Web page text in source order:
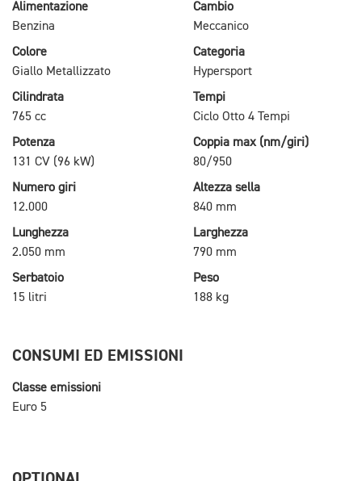
Alimentazione
Benzina
Cambio
Meccanico
Colore
Giallo Metallizzato
Categoria
Hypersport
Cilindrata
765 cc
Tempi
Ciclo Otto 4 Tempi
Potenza
131 CV (96 kW)
Coppia max (nm/giri)
80/950
Numero giri
12.000
Altezza sella
840 mm
Lunghezza
2.050 mm
Larghezza
790 mm
Serbatoio
15 litri
Peso
188 kg
CONSUMI ED EMISSIONI
Classe emissioni
Euro 5